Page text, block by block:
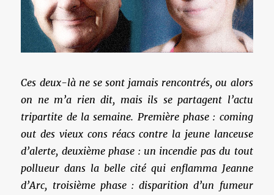
Ces deux-là ne se sont jamais rencontrés, ou alors
on ne m’a rien dit, mais ils se partagent l’actu
tripartite de la semaine. Première phase : coming
out des vieux cons réacs contre la jeune lanceuse
d’alerte, deuxième phase : un incendie pas du tout
pollueur dans la belle cité qui enflamma Jeanne
d’Arc, troisième phase : disparition d’un fumeur